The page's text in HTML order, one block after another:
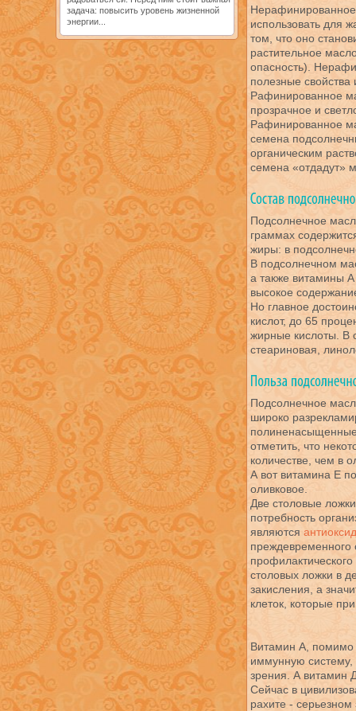
задача: повысить уровень жизненной
энергии...
использовать для
том, что оно
растительное
опасность).
полезные
Рафинированное
прозрачное и
Рафинированное
семена
органическим
семена «отдадут»
Подсолнечное
граммах
жиры: в
В подсолнечном
а также витамины
высокое
Но главное
кислот, до 65
жирные кислоты. В
стеариновая,
Подсолнечное
широко
отметить, что
количестве, чем в
А вот витамина Е
оливковое.
Две столовые
потребность
являются
преждевременного
столовых ложки в
закисления, а
клеток, которые
Витамин А, помимо
иммунную систему,
зрения. А витамин
Сейчас в
рахите -